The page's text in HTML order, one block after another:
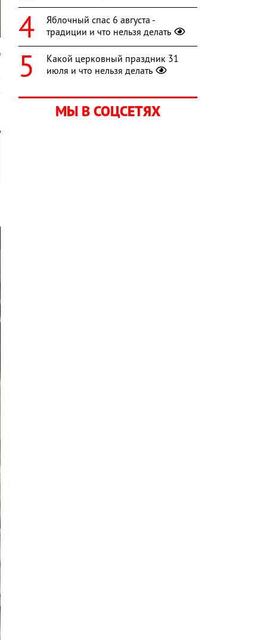
Яблочный спас 6 августа -
традиции и что нельзя делать
Какой церковный праздник 31
июля и что нельзя делать
МЫ В СОЦСЕТЯХ